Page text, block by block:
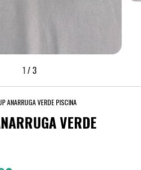
1 / 3
ANARRUGA VERDE PISCINA
VERDE